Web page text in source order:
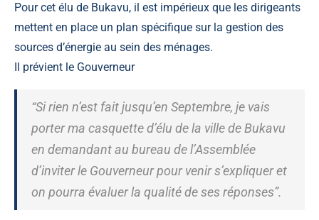
Pour cet élu de Bukavu, il est impérieux que les dirigeants
mettent en place un plan spécifique sur la gestion des
sources d’énergie au sein des ménages.
Il prévient le Gouverneur
“Si rien n’est fait jusqu’en Septembre, je vais
porter ma casquette d’élu de la ville de Bukavu
en demandant au bureau de l’Assemblée
d’inviter le Gouverneur pour venir s’expliquer et
on pourra évaluer la qualité de ses réponses”.